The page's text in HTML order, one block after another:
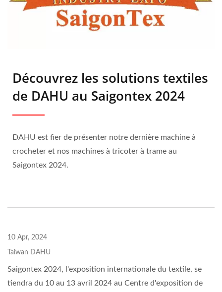
Découvrez les solutions textiles
de DAHU au Saigontex 2024
DAHU est fier de présenter notre dernière machine à
crocheter et nos machines à tricoter à trame au
Saigontex 2024.
10 Apr, 2024
Taiwan DAHU
Saigontex 2024, l'exposition internationale du textile, se
tiendra du 10 au 13 avril 2024 au Centre d'exposition de